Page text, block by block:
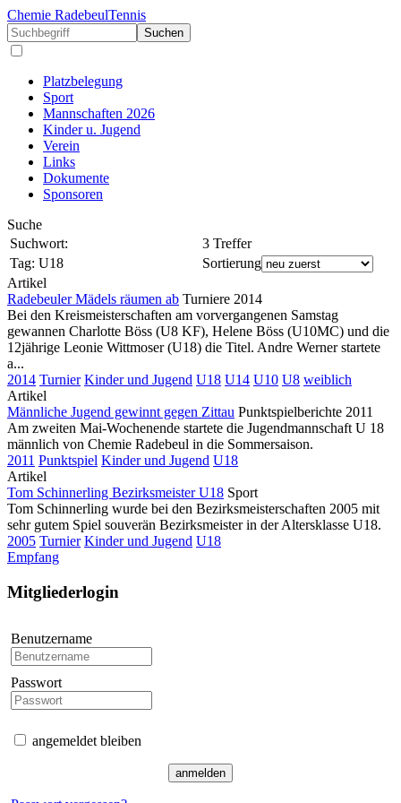
Chemie RadebeulTennis
Suchen
Platzbelegung
Sport
Mannschaften 2026
Kinder u. Jugend
Verein
Links
Dokumente
Sponsoren
Suche
Suchwort:
3 Treffer
Tag: U18
Sortierung
Artikel
Radebeuler Mädels räumen ab Turniere 2014
Bei den Kreismeisterschaften am vorvergangenen Samstag
gewannen Charlotte Böss (U8 KF), Helene Böss (U10MC) und die
12jährige Leonie Wittmoser (U18) die Titel. Andre Werner startete
a...
2014 Turnier Kinder und Jugend U18 U14 U10 U8 weiblich
Artikel
Männliche Jugend gewinnt gegen Zittau Punktspielberichte 2011
Am zweiten Mai-Wochenende startete die Jugendmannschaft U 18
männlich von Chemie Radebeul in die Sommersaison.
2011 Punktspiel Kinder und Jugend U18
Artikel
Tom Schinnerling Bezirksmeister U18 Sport
Tom Schinnerling wurde bei den Bezirksmeisterschaften 2005 mit
sehr gutem Spiel souverän Bezirksmeister in der Altersklasse U18.
2005 Turnier Kinder und Jugend U18
Empfang
Mitgliederlogin
Benutzername
Passwort
angemeldet bleiben